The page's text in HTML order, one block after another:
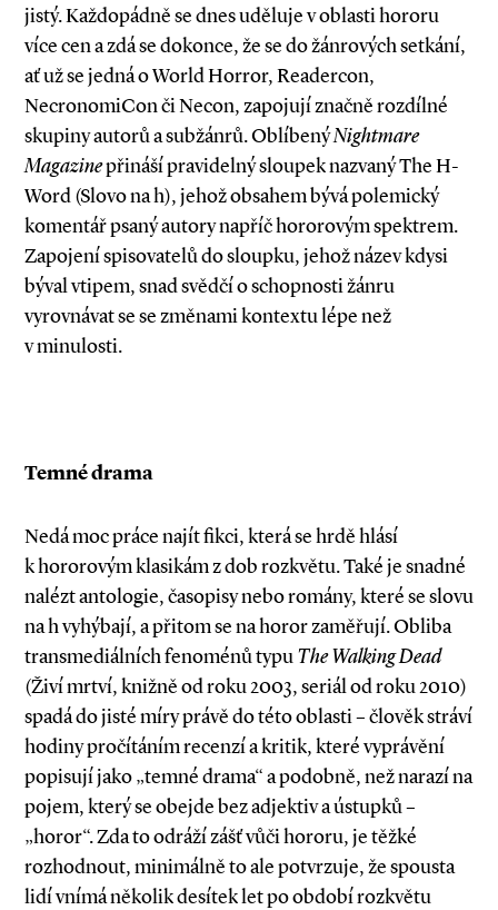
jistý. Každopádně se dnes uděluje v oblasti hororu
více cen a zdá se dokonce, že se do žánrových setkání,
ať už se jedná o World Horror, Readercon,
NecronomiCon či Necon, zapojují značně rozdílné
skupiny autorů a subžánrů. OblíbenýNightmare
Magazinepřináší pravidelný sloupek nazvaný The H­-
Word (Slovo na h), jehož obsahem bývá polemický
komentář psaný autory napříč hororovým spektrem.
Zapojení spisovatelů do sloupku, jehož název kdysi
býval vtipem, snad svědčí o schopnosti žánru
vyrovnávat se se změnami kontextu lépe než
v minulosti.
Temné drama
Nedá moc práce najít fikci, která se hrdě hlásí
k hororovým klasikám z dob rozkvětu. Také je snadné
nalézt antologie, časopisy nebo romány, které se slovu
na h vyhýbají, a přitom se na horor zaměřují. Obliba
transmediálních fenoménů typuThe ­Walking Dead
(Živí mrtví, knižně od roku 2003, seriál od roku 2010)
spadá do jisté míry právě do této oblasti – člověk stráví
hodiny pročítáním recenzí a kritik, které vyprávění
popisují jako „temné drama“ a podobně, než narazí na
pojem, který se obejde bez adjektiv a ústupků –
„horor“. Zda to odráží zášť vůči hororu, je těžké
rozhodnout, minimálně to ale potvrzuje, že spousta
lidí vnímá několik desítek let po období rozkvětu